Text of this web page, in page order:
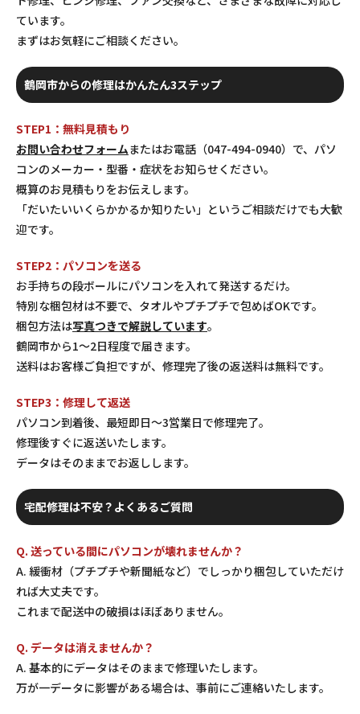
ています。
まずはお気軽にご相談ください。
鶴岡市からの修理はかんたん3ステップ
STEP1：無料見積もり
お問い合わせフォームまたはお電話（047-494-0940）で、パソ
コンのメーカー・型番・症状をお知らせください。
概算のお見積もりをお伝えします。
「だいたいいくらかかるか知りたい」というご相談だけでも大歓
迎です。
STEP2：パソコンを送る
お手持ちの段ボールにパソコンを入れて発送するだけ。
特別な梱包材は不要で、タオルやプチプチで包めばOKです。
梱包方法は写真つきで解説しています。
鶴岡市から1〜2日程度で届きます。
送料はお客様ご負担ですが、修理完了後の返送料は無料です。
STEP3：修理して返送
パソコン到着後、最短即日〜3営業日で修理完了。
修理後すぐに返送いたします。
データはそのままでお返しします。
宅配修理は不安？よくあるご質問
Q. 送っている間にパソコンが壊れませんか？
A. 緩衝材（プチプチや新聞紙など）でしっかり梱包していただけ
れば大丈夫です。
これまで配送中の破損はほぼありません。
Q. データは消えませんか？
A. 基本的にデータはそのままで修理いたします。
万が一データに影響がある場合は、事前にご連絡いたします。